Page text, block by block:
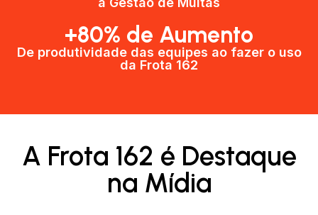
+80% de Aumento
De produtividade das equipes ao fazer o uso
da Frota 162​
A Frota 162 é Destaque
na Mídia